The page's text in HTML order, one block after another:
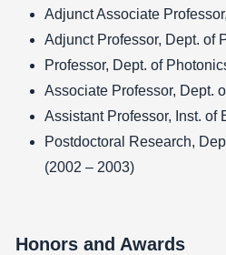
Adjunct Associate
Adjunct Professor, Dept. of
Professor, Dept. of
Associate Professor, Dept.
Assistant Professor, Inst.
Postdoctoral Research,
(2002 – 2003)
Honors and Awards